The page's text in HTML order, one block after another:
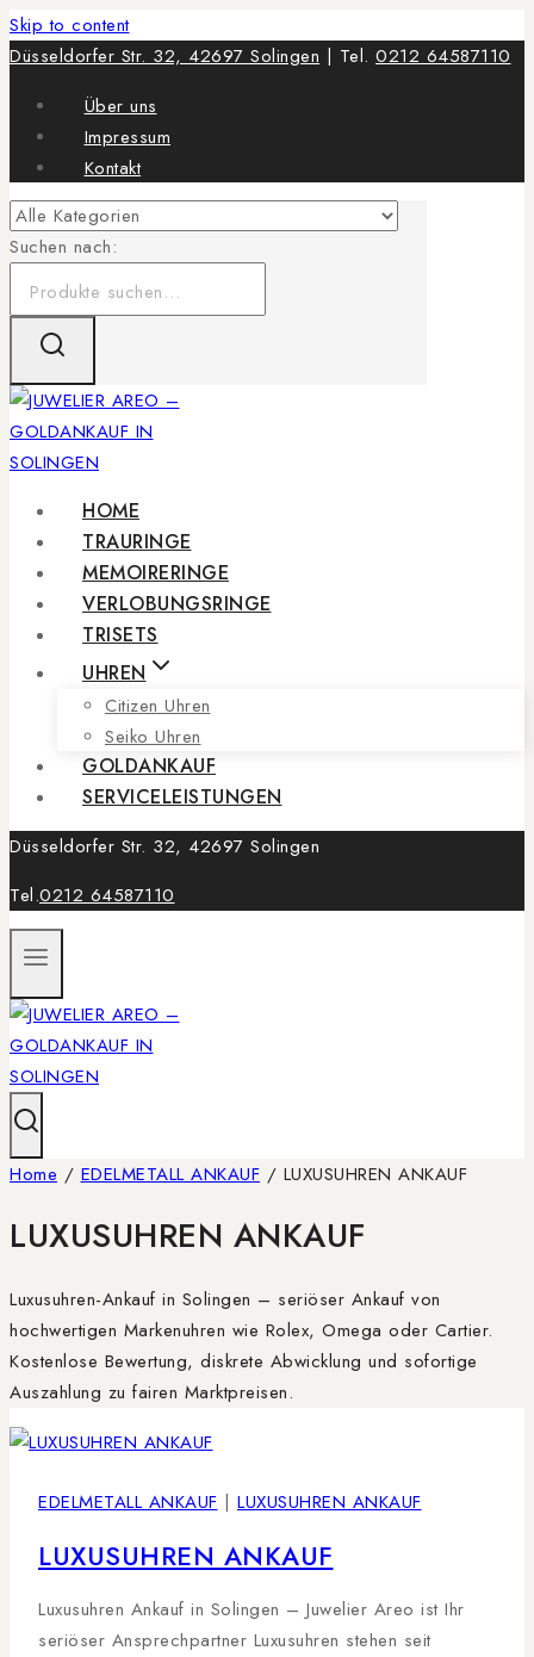
Skip to content
Düsseldorfer Str. 32, 42697 Solingen | Tel. 0212 64587110
Über uns
Impressum
Kontakt
Suchen nach:
HOME
TRAURINGE
MEMOIRERINGE
VERLOBUNGSRINGE
TRISETS
UHREN
Citizen Uhren
Seiko Uhren
GOLDANKAUF
SERVICELEISTUNGEN
Düsseldorfer Str. 32, 42697 Solingen
Tel.0212 64587110
Home / EDELMETALL ANKAUF / LUXUSUHREN ANKAUF
LUXUSUHREN ANKAUF
Luxusuhren-Ankauf in Solingen – seriöser Ankauf von
hochwertigen Markenuhren wie Rolex, Omega oder Cartier.
Kostenlose Bewertung, diskrete Abwicklung und sofortige
Auszahlung zu fairen Marktpreisen.
EDELMETALL ANKAUF | LUXUSUHREN ANKAUF
LUXUSUHREN ANKAUF
Luxusuhren Ankauf in Solingen – Juwelier Areo ist Ihr
seriöser Ansprechpartner Luxusuhren stehen seit